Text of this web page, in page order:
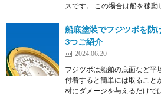
スです。 この場合は船を移
船底塗装でフジツボを防
3つご紹介
2024.06.20
フジツボは船舶の底面など平
付着すると簡単には取ること
材にダメージを与えるだけで